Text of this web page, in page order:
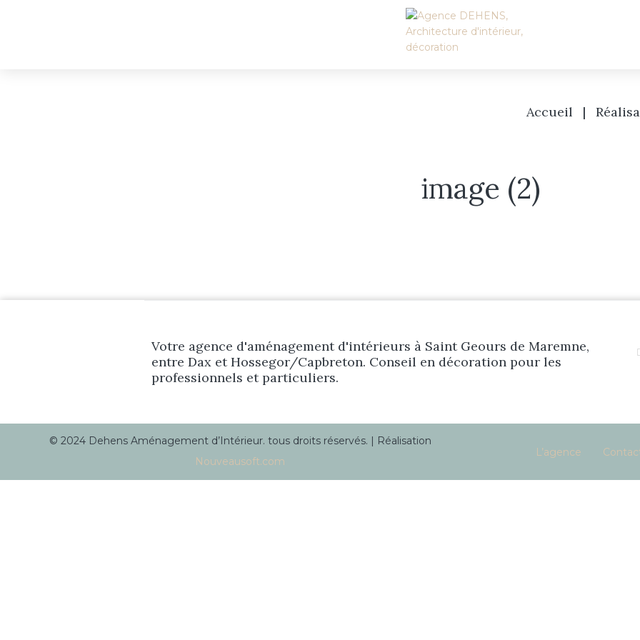
Accueil
Prestations
Accueil |
image (2)
Votre agence d'aménagement d'intérieurs à Saint Geours de Maremne,
entre Dax et Hossegor/Capbreton. Conseil en décoration pour les
professionnels et particuliers.
© 2024 Dehens Aménagement d’Intérieur. tous droits réservés. | Réalisation
Nouveausoft.com
L’agence